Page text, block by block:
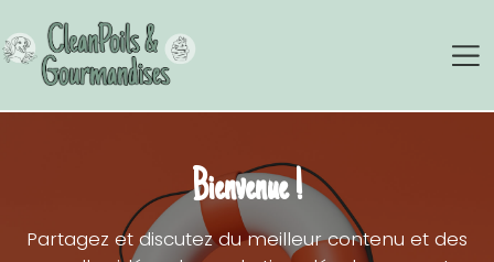
Bienvenue !
Partagez et discutez du meilleur contenu et des